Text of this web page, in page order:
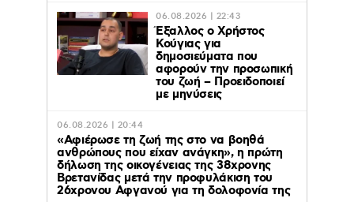
06.08.2026 | 22:43
Έξαλλος ο Χρήστος
Κούγιας για
δημοσιεύματα που
αφορούν την προσωπική
του ζωή – Προειδοποιεί
με μηνύσεις
06.08.2026 | 20:44
«Αφιέρωσε τη ζωή της στο να βοηθά
ανθρώπους που είχαν ανάγκη», η πρώτη
δήλωση της οικογένειας της 38χρονης
Βρετανίδας μετά την προφυλάκιση του
26χρονου Αφγανού για τη δολοφονία της